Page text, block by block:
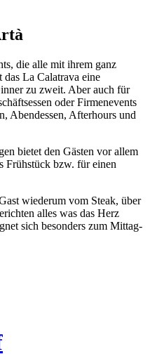
die alle mit ihrem ganz
das La Calatrava eine
zu zweit. Aber auch für
oder Firmenevents
Abendessen, Afterhours und
bietet den Gästen vor allem
Frühstück bzw. für einen
wiederum vom Steak, über
alles was das Herz
sich besonders zum Mittag-